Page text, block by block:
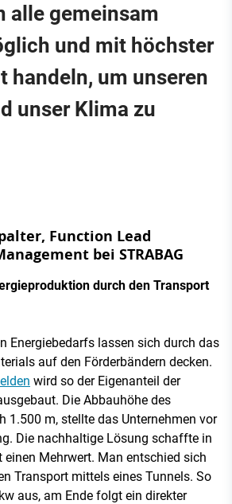
alle gemeinsam
und mit höchster
handeln, um unseren
unser Klima zu
Function Lead
bei STRABAG
durch den Transport
Energiebedarfs lassen sich durch das
auf den Förderbändern decken.
wird so der Eigenanteil der
Die Abbauhöhe des
1.500 m, stellte das Unternehmen vor
Die nachhaltige Lösung schaffte in
Mehrwert. Man entschied sich
Transport mittels eines Tunnels. So
aus, am Ende folgt ein direkter